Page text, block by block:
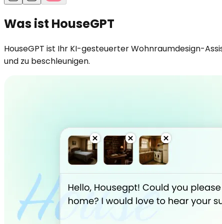
Was ist HouseGPT
HouseGPT ist Ihr KI-gesteuerter Wohnraumdesign-
und zu beschleunigen.